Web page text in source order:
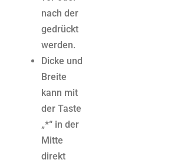
nach der
gedrückt
werden.
Dicke und
Breite
kann mit
der Taste
„*“ in der
Mitte
direkt